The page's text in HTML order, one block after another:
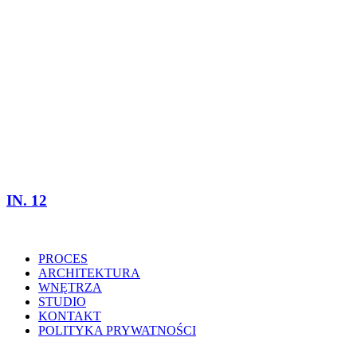
IN. 12
PROCES
ARCHITEKTURA
WNĘTRZA
STUDIO
KONTAKT
POLITYKA PRYWATNOŚCI